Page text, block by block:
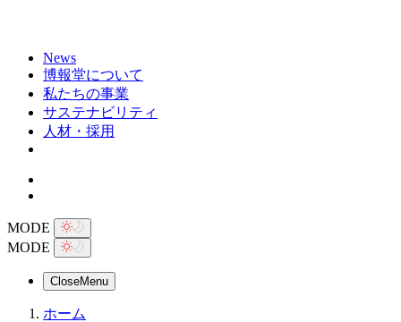
News
博報堂について
私たちの事業
サステナビリティ
人材・採用
MODE
MODE
CloseMenu
ホーム